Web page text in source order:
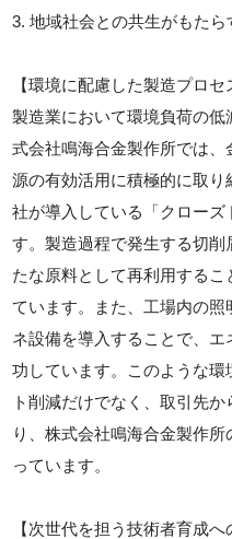
3. 地域社会との共生がもたら
【環境に配慮した製造プロセ
製造業において環境負荷の
式会社鳴海合金製作所では
源の有効活用に積極的に取
社が導入している「クロー
す。製造過程で発生する切
たな原料として再利用するこ
ています。また、工場内の
ネ設備を導入することで、
功しています。このような
ト削減だけでなく、取引先
り、株式会社鳴海合金製作
っています。
【次世代を担う技術者育成へ